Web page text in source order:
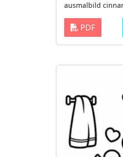
ausmalbild
PDF